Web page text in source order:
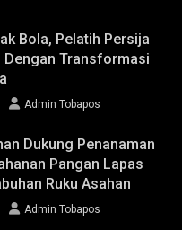
Bola, Pelatih Persija
Dengan Transformasi
Admin Tobapos
Dukung Penanaman
Pangan Lapas
Ruku Asahan
Admin Tobapos